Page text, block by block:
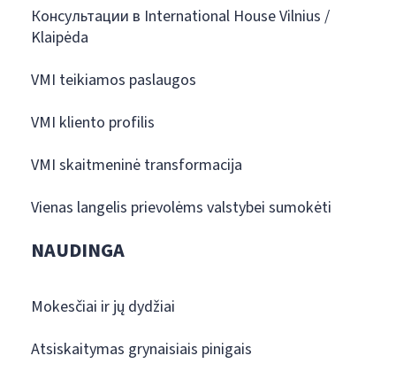
Консультации в International House Vilnius /
Klaipėda
VMI teikiamos paslaugos
VMI kliento profilis
VMI skaitmeninė transformacija
Vienas langelis prievolėms valstybei sumokėti
NAUDINGA
Mokesčiai ir jų dydžiai
Atsiskaitymas grynaisiais pinigais